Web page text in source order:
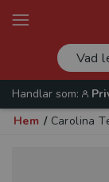
Handlar som:
Hem / Carolina